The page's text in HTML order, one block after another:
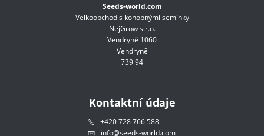
Seeds-world.com
Velkoobchod s konopnými semínky
NejGrow s.r.o.
Vendryně 1060
Vendryně
739 94
Kontaktní údaje
+420 728 766 588
info@seeds-world.com